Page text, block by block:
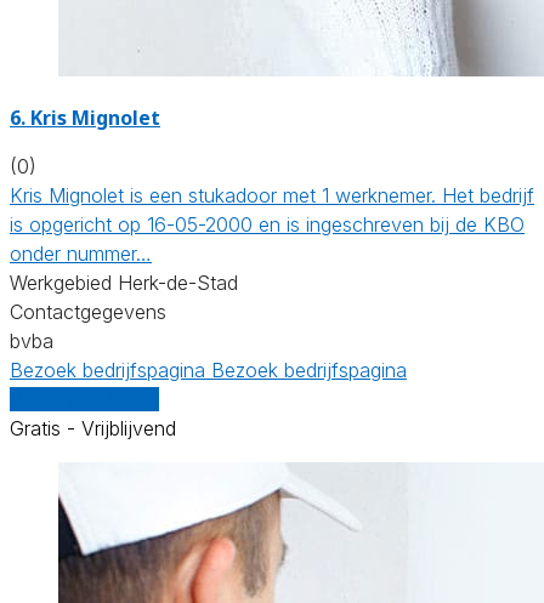
6. Kris Mignolet
(0)
Kris Mignolet is een stukadoor met 1 werknemer. Het bedrijf
is opgericht op 16-05-2000 en is ingeschreven bij de KBO
onder nummer…
Werkgebied Herk-de-Stad
Contactgegevens
bvba
Bezoek bedrijfspagina Bezoek bedrijfspagina
Gratis - Vrijblijvend